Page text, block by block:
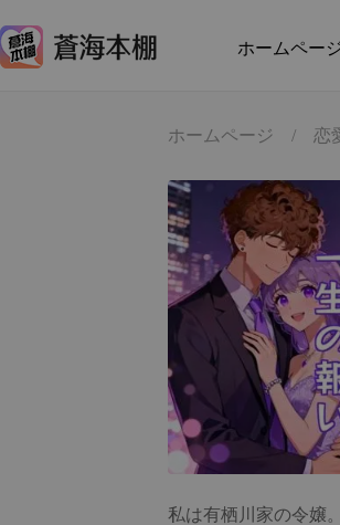
ホームペー
ホームページ / 恋
私は有栖川家の令嬢